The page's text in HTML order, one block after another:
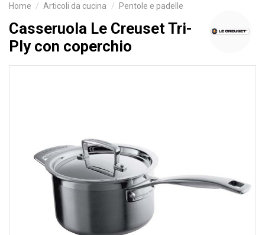
Home Articoli da cucina Pentole e padelle
Casseruola Le Creuset Tri-
Ply con coperchio